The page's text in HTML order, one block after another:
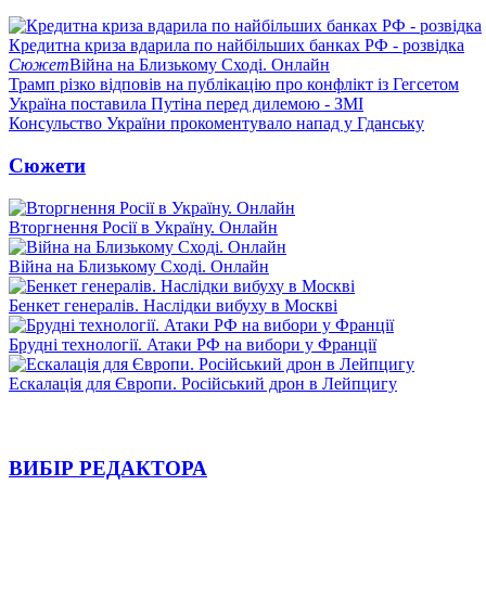
Кредитна криза вдарила по найбільших банках РФ - розвідка
СюжетВійна на Близькому Сході. Онлайн
Трамп різко відповів на публікацію про конфлікт із Гегсетом
Україна поставила Путіна перед дилемою - ЗМІ
Консульство України прокоментувало напад у Гданську
Сюжети
Вторгнення Росії в Україну. Онлайн
Війна на Близькому Сході. Онлайн
Бенкет генералів. Наслідки вибуху в Москві
Брудні технології. Атаки РФ на вибори у Франції
Ескалація для Європи. Російський дрон в Лейпцигу
ВИБІР РЕДАКТОРА